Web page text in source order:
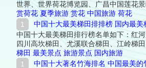
世界、世界荷花博览园、广昌中国莲花
赏荷花 夏季旅游 赏花 中国旅游 荷花
中国十大最美梯田排排榜 国内最美
中国十大最美梯田排行榜名单如下：红
四川高坎梯田、尤溪联合梯田、江岭梯
梯田 最美景点 旅游景点 国内旅游
中国十大著名竹海排名 中国最美的